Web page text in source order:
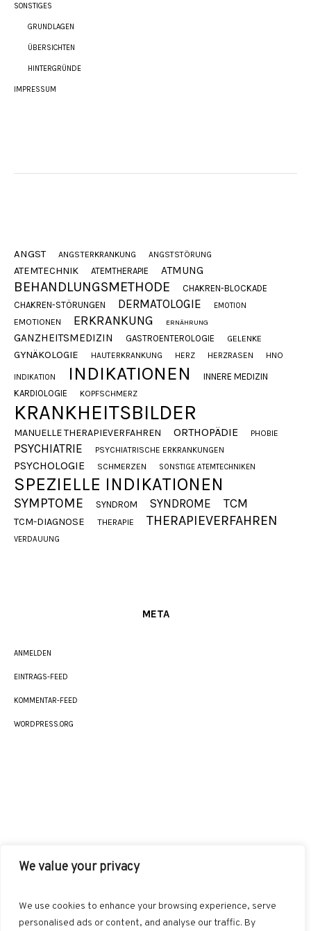
We value your privacy
We use cookies to enhance your browsing experience, serve
personalised ads or content, and analyse our traffic. By
SONSTIGES
GRUNDLAGEN
ÜBERSICHTEN
HINTERGRÜNDE
IMPRESSUM
ANGST ANGSTERKRANKUNG ANGSTSTÖRUNG
ATEMTECHNIK ATEMTHERAPIE ATMUNG
BEHANDLUNGSMETHODE
CHAKREN-BLOCKADE
CHAKREN-STÖRUNGEN
DERMATOLOGIE EMOTION
EMOTIONEN ERKRANKUNG ERNÄHRUNG
GANZHEITSMEDIZIN GASTROENTEROLOGIE GELENKE
GYNÄKOLOGIE HAUTERKRANKUNG HERZ HERZRASEN HNO
INDIKATION INDIKATIONEN
INNERE MEDIZIN
KARDIOLOGIE
KOPFSCHMERZ
KRANKHEITSBILDER
MANUELLE THERAPIEVERFAHREN ORTHOPÄDIE PHOBIE
PSYCHIATRIE PSYCHIATRISCHE ERKRANKUNGEN
PSYCHOLOGIE SCHMERZEN SONSTIGE ATEMTECHNIKEN
SPEZIELLE INDIKATIONEN
SYMPTOME SYNDROM SYNDROME TCM
TCM-DIAGNOSE THERAPIE THERAPIEVERFAHREN
VERDAUUNG
META
ANMELDEN
EINTRAGS-FEED
KOMMENTAR-FEED
WORDPRESS.ORG
AKUT INDIKATIONEN
HEILMETHODEN
BEHANDLUNGSKONZEPTE
SONSTIGES